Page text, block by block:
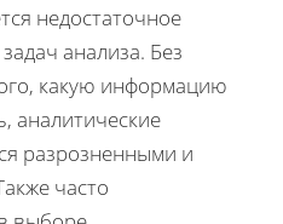
недостаточное
анализа. Без
какую информацию
аналитические
разрозненными и
часто